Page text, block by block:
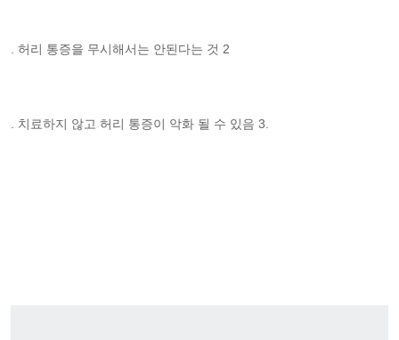
. 허리 통증을 무시해서는 안된다는 것 2
. 치료하지 않고 허리 통증이 악화 될 수 있음 3.